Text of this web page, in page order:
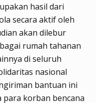
hasil dari
secara aktif oleh
akan dilebur
rumah tahanan
di seluruh
nasional
bantuan ini
para korban bencana